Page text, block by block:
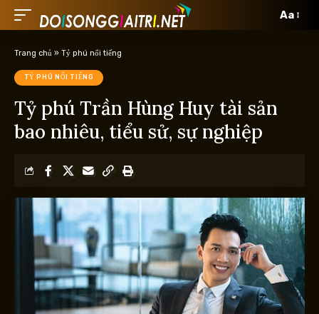
Aa
Trang chủ » Tỷ phú nổi tiếng
TỶ PHÚ NỔI TIẾNG
Tỷ phú Trần Hùng Huy tài sản
bao nhiêu, tiểu sử, sự nghiệp